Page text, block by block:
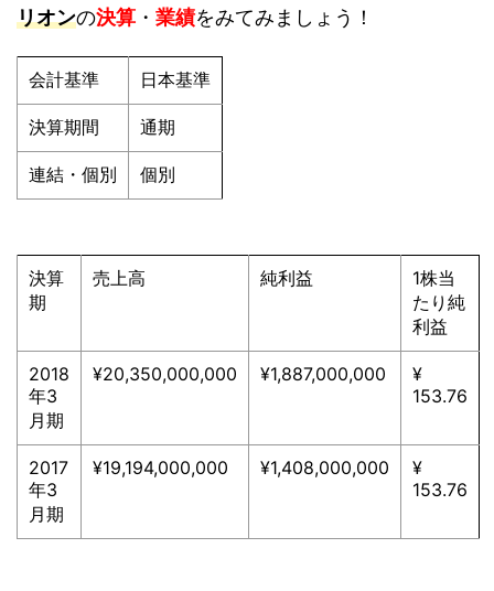
リオンの決算 ・ 業績をみてみましょう！
会計基準 日本基準
決算期間 通期
連結・個別 個別
決算
期
売上高 純利益
1株当
たり純
利益
2018
年3
月期
¥20,350,000,000 ¥1,887,000,000
¥
153.76
2017
年3
月期
¥19,194,000,000 ¥1,408,000,000
¥
153.76